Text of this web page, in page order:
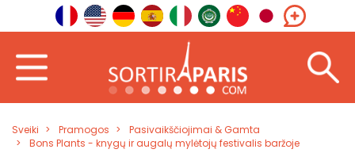
Sveiki Pramogos
Pasivaikščiojimai & Gamta
Bons Plants - knygų ir augalų mylėtojų festivalis baržoje